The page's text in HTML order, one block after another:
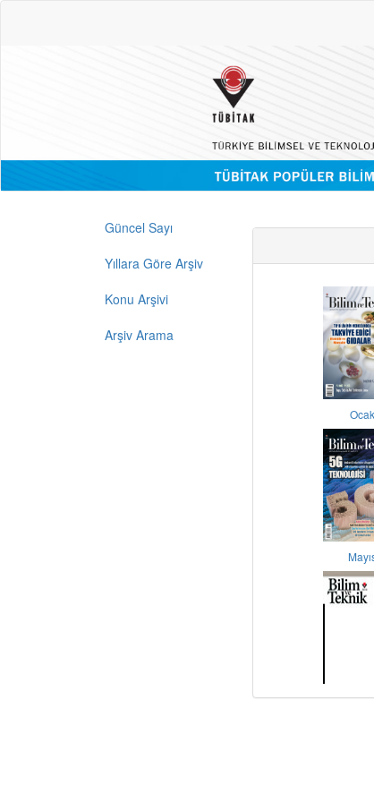
Güncel Sayı
Yıllara Göre Arşiv
Konu Arşivi
Arşiv Arama
Ocak